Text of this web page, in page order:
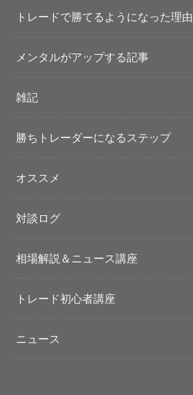
トレードで勝てるようになった理由
メンタルがアップする記事
雑記
勝ちトレーダーになるステップ
オススメ
対談ログ
相場解説＆ニュース講座
トレード初心者講座
ニュース